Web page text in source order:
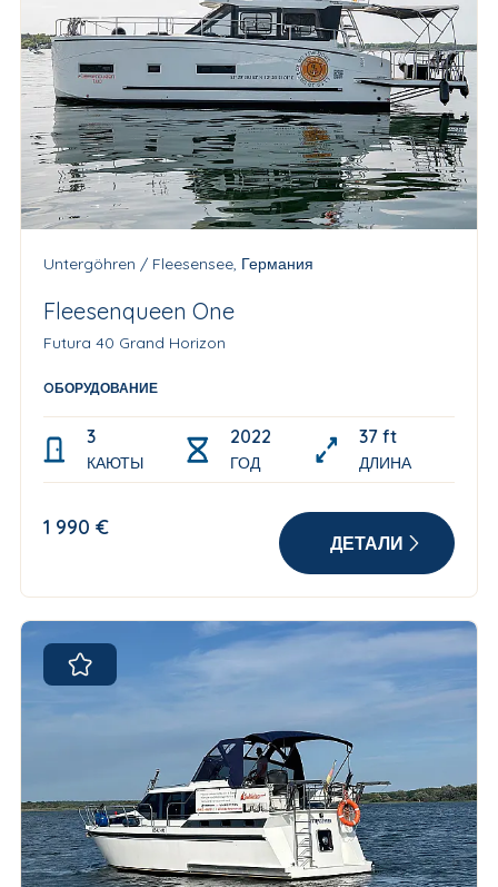
Untergöhren / Fleesensee, Германия
Fleesenqueen One
Futura 40 Grand Horizon
OБОРУДОВАНИЕ
3
КАЮТЫ
2022
ГОД
37 ft
ДЛИНА
1 990 €
ДЕТАЛИ